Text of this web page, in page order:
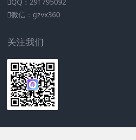
微信：gzvx360
关注我们